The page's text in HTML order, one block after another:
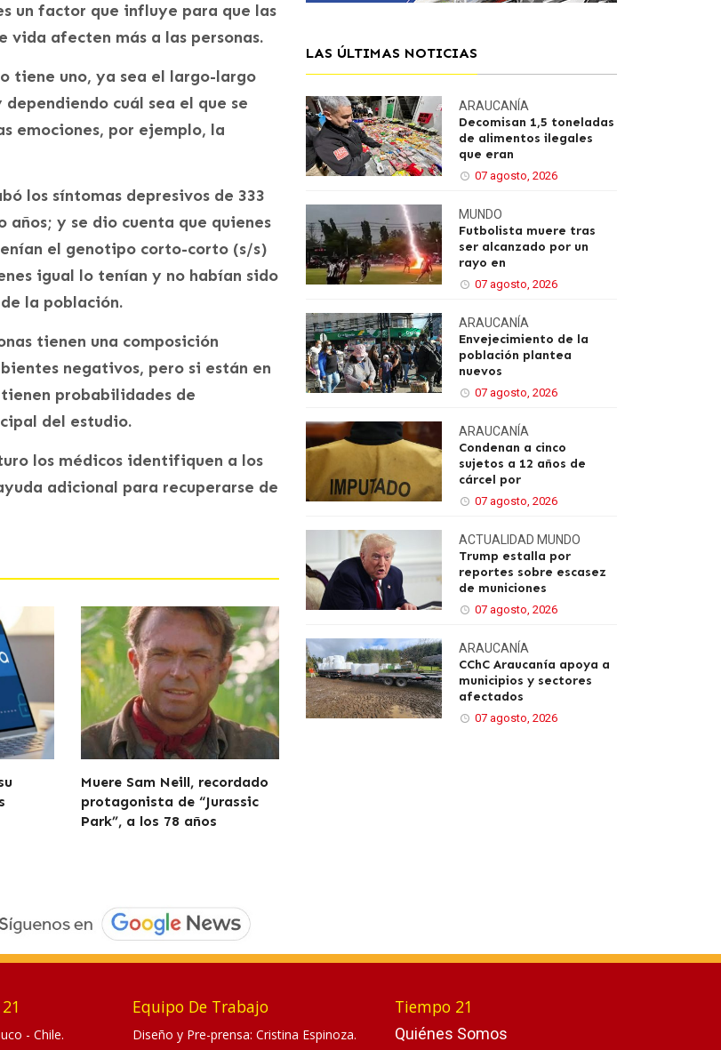
un factor que influye para que las
vida afecten más a las personas.
tiene uno, ya sea el largo-largo
cuál sea el que se
emociones, por ejemplo, la
los síntomas depresivos de 333
años; y se dio cuenta que quienes
el genotipo corto-corto (s/s)
igual lo tenían y no habían sido
la población.
tienen una composición
negativos, pero si están en
probabilidades de
del estudio.
los médicos identifiquen a los
adicional para recuperarse de
Muere Sam Neill, recordado
protagonista de “Jurassic
Park”, a los 78 años
LAS ÚLTIMAS NOTICIAS
ARAUCANÍA
Decomisan 1,5 toneladas
de alimentos ilegales
que eran
07 agosto, 2026
MUNDO
Futbolista muere tras
ser alcanzado por un
rayo en
07 agosto, 2026
ARAUCANÍA
Envejecimiento de la
población plantea
nuevos
07 agosto, 2026
ARAUCANÍA
Condenan a cinco
sujetos a 12 años de
cárcel por
07 agosto, 2026
ACTUALIDAD MUNDO
Trump estalla por
reportes sobre escasez
de municiones
07 agosto, 2026
ARAUCANÍA
CChC Araucanía apoya a
municipios y sectores
afectados
07 agosto, 2026
- Chile.
Equipo De Trabajo
Diseño y Pre-prensa: Cristina Espinoza.
Tiempo 21
Quiénes Somos